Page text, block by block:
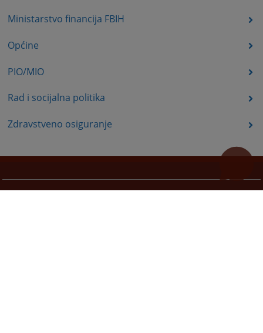
Ministarstvo financija FBIH
Općine
PIO/MIO
Rad i socijalna politika
Zdravstveno osiguranje